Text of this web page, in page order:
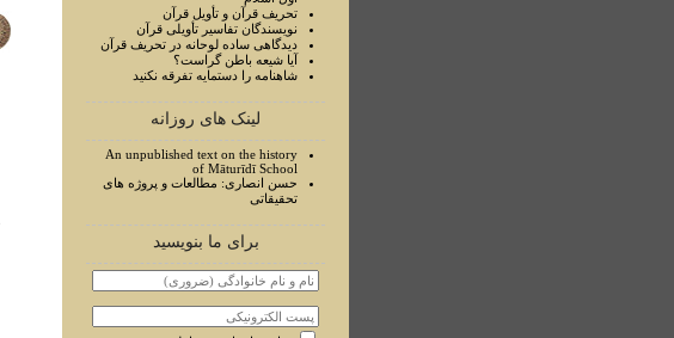
تحريف قرآن و تأويل قرآن
نويسندگان تفاسير تأويلی قرآن
ديدگاهی ساده لوحانه در تحريف قرآن
آيا شيعه باطن گراست؟
شاهنامه را دستمايه تفرقه نکنيد
لینک های روزانه
An unpublished text on the history
of Māturīdī School
حسن انصاری: مطالعات و پروژه های
تحقیقاتی
برای ما بنویسید